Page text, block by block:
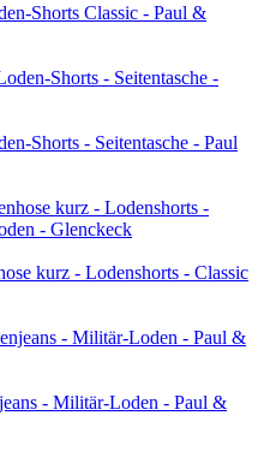
Shorts Classic - Paul &
Shorts - Seitentasche - Paul
kurz - Lodenshorts - Classic
- Militär-Loden - Paul &